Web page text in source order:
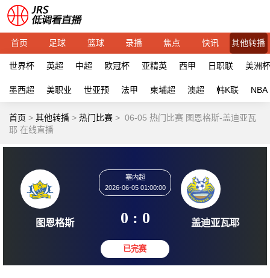
首页 足球 篮球 录播 焦点 快讯 其他转播
世界杯 英超 中超 欧冠杯 亚精英 西甲 日职联 美洲杯
墨西超 美职业 世亚预 法甲 柬埔超 澳超 韩K联 NBA
首页 > 其他转播 > 热门比赛 > 06-05 热门比赛 图恩格斯-盖迪亚瓦
耶 在线直播
2026-06-05 01:00:00
0 : 0